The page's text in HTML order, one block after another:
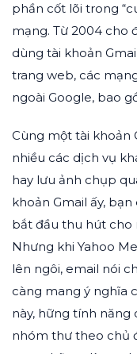
phần cốt lõi trong
mạng. Từ 2004 cho
dùng tài khoản
trang web, các
ngoài Google, bao
Cùng một tài khoản
nhiều các dịch vụ
hay lưu ảnh chụp
khoản Gmail ấy,
bắt đầu thu hút cho
Nhưng khi Yahoo
lên ngôi, email nói
càng mang ý nghĩa
này, hững tính năng
nhóm thư theo chủ